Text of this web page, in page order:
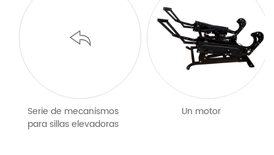
Serie de mecanismos
para sillas elevadoras
Un motor